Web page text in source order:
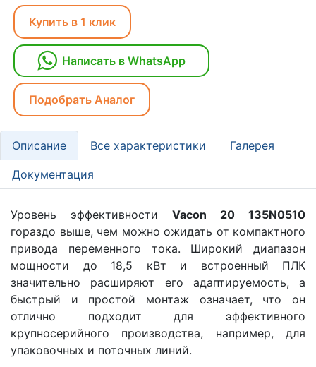
Купить в 1 клик
Написать в WhatsApp
Подобрать Аналог
Описание Все характеристики Галерея
Документация
Уровень эффективности Vacon 20 135N0510
гораздо выше, чем можно ожидать от компактного
привода переменного тока. Широкий диапазон
мощности до 18,5 кВт и встроенный ПЛК
значительно расширяют его адаптируемость, а
быстрый и простой монтаж означает, что он
отлично подходит для эффективного
крупносерийного производства, например, для
упаковочных и поточных линий.